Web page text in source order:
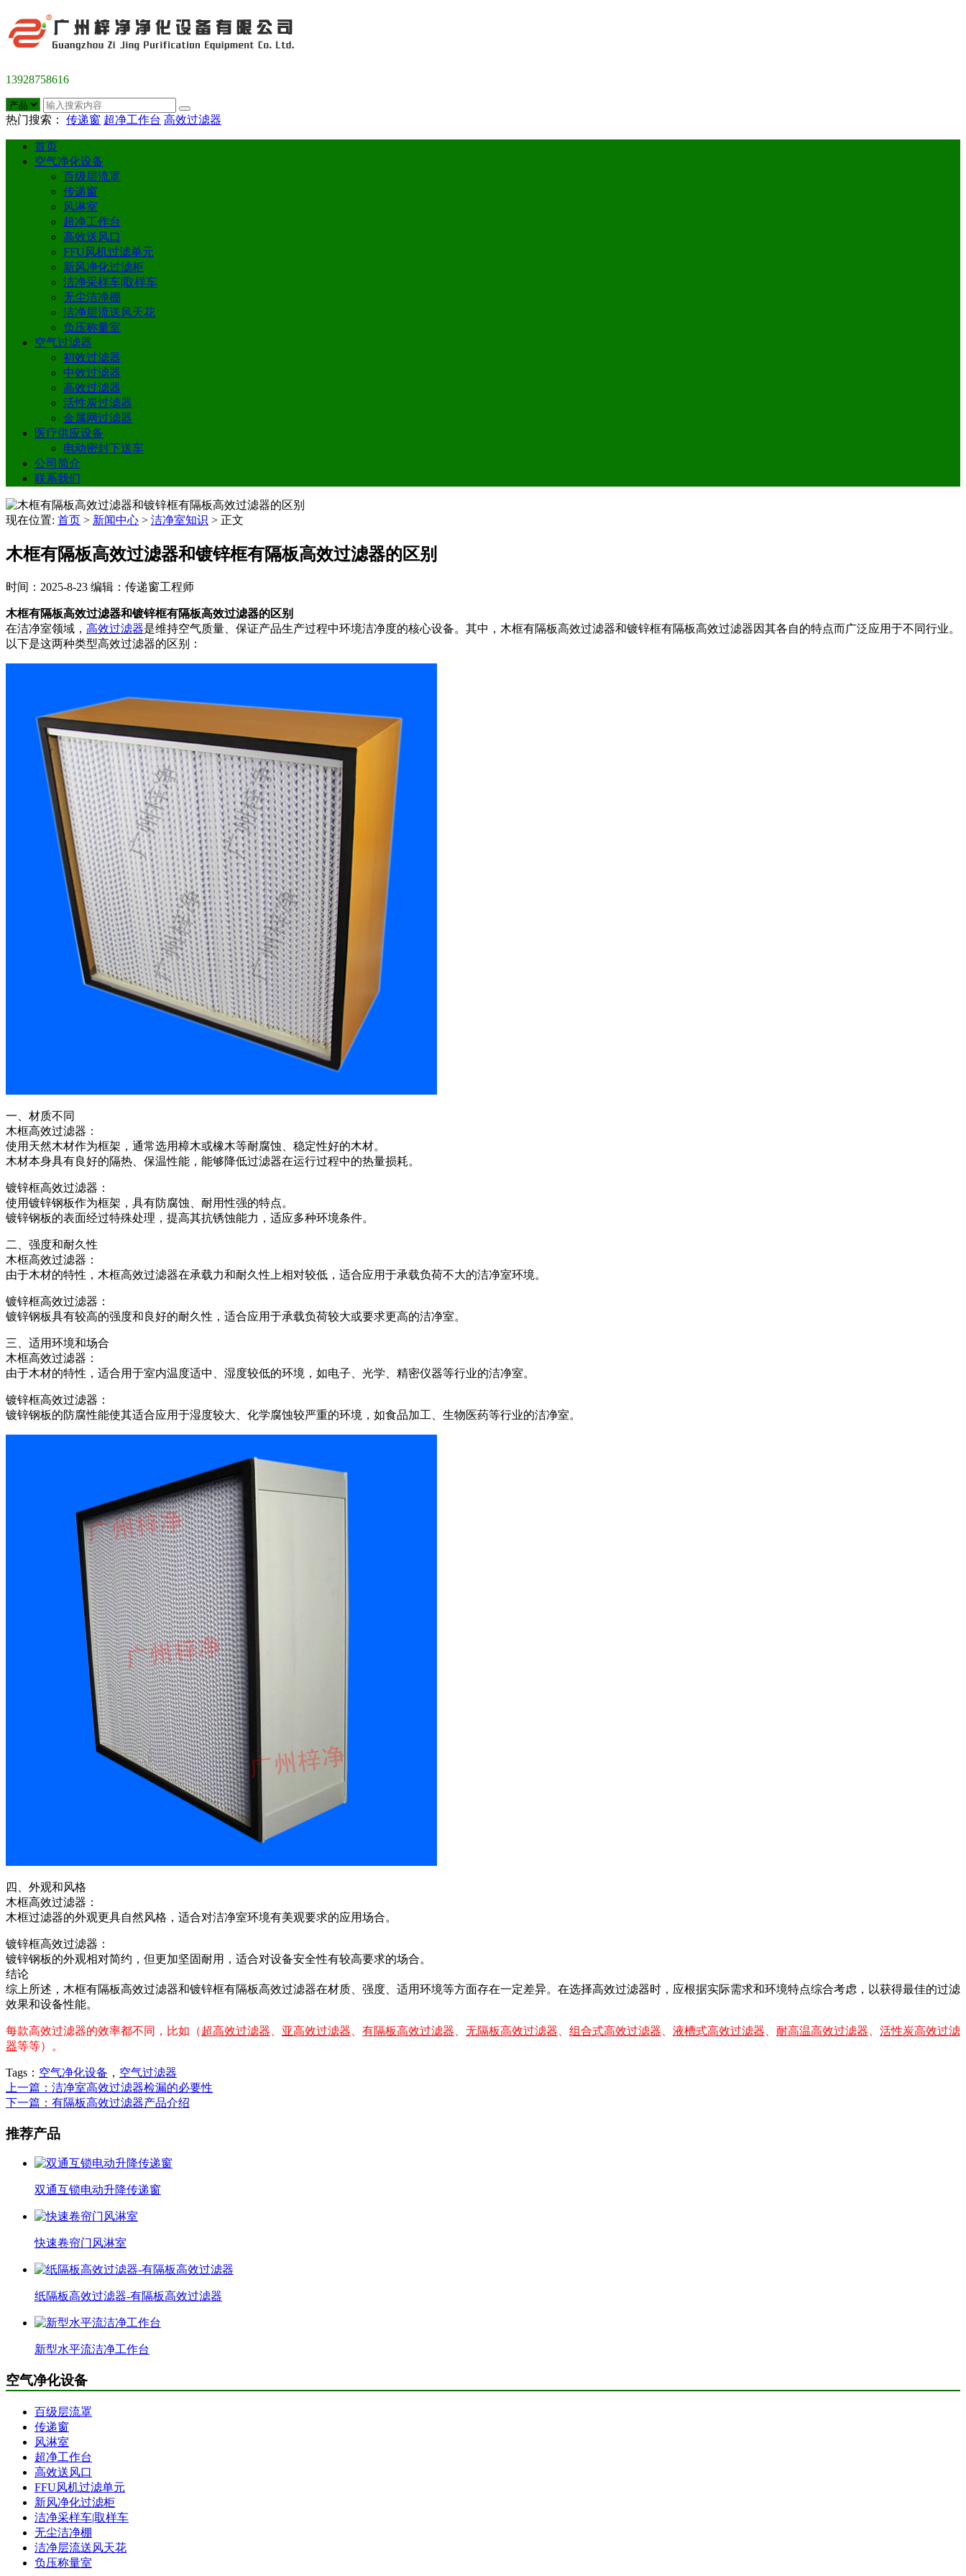
13928758616
热门搜索： 传递窗 超净工作台 高效过滤器
首页
空气净化设备
百级层流罩
传递窗
风淋室
超净工作台
高效送风口
FFU风机过滤单元
新风净化过滤柜
洁净采样车|取样车
无尘洁净棚
洁净层流送风天花
负压称量室
空气过滤器
初效过滤器
中效过滤器
高效过滤器
活性炭过滤器
金属网过滤器
医疗供应设备
电动密封下送车
公司简介
联系我们
现在位置: 首页 > 新闻中心 > 洁净室知识 > 正文
木框有隔板高效过滤器和镀锌框有隔板高效过滤器的区别
时间：2025-8-23 编辑：传递窗工程师
木框有隔板高效过滤器和镀锌框有隔板高效过滤器的区别
在洁净室领域， 高效过滤器是维持空气质量、保证产品生产过程中环境洁净度的核心设备。其中，木框有隔板高效过滤器和镀锌框有隔板高效过滤器因其各自的特点而广泛应用于不同行业。
以下是这两种类型高效过滤器的区别：
一、材质不同
木框高效过滤器：
使用天然木材作为框架，通常选用樟木或橡木等耐腐蚀、稳定性好的木材。
木材本身具有良好的隔热、保温性能，能够降低过滤器在运行过程中的热量损耗。
镀锌框高效过滤器：
使用镀锌钢板作为框架，具有防腐蚀、耐用性强的特点。
镀锌钢板的表面经过特殊处理，提高其抗锈蚀能力，适应多种环境条件。
二、强度和耐久性
木框高效过滤器：
由于木材的特性，木框高效过滤器在承载力和耐久性上相对较低，适合应用于承载负荷不大的洁净室环境。
镀锌框高效过滤器：
镀锌钢板具有较高的强度和良好的耐久性，适合应用于承载负荷较大或要求更高的洁净室。
三、适用环境和场合
木框高效过滤器：
由于木材的特性，适合用于室内温度适中、湿度较低的环境，如电子、光学、精密仪器等行业的洁净室。
镀锌框高效过滤器：
镀锌钢板的防腐性能使其适合应用于湿度较大、化学腐蚀较严重的环境，如食品加工、生物医药等行业的洁净室。
四、外观和风格
木框高效过滤器：
木框过滤器的外观更具自然风格，适合对洁净室环境有美观要求的应用场合。
镀锌框高效过滤器：
镀锌钢板的外观相对简约，但更加坚固耐用，适合对设备安全性有较高要求的场合。
结论
综上所述，木框有隔板高效过滤器和镀锌框有隔板高效过滤器在材质、强度、适用环境等方面存在一定差异。在选择高效过滤器时，应根据实际需求和环境特点综合考虑，以获得最佳的过滤
效果和设备性能。
每款高效过滤器的效率都不同，比如（超高效过滤器 亚高效过滤器 有隔板高效过滤器 无隔板高效过滤器 组合式高效过滤器 液槽式高效过滤器 耐高温高效过滤器
活性炭高效过滤
器等等）。
Tags： 空气净化设备 ， 空气过滤器
上一篇：洁净室高效过滤器检漏的必要性
下一篇：有隔板高效过滤器产品介绍
推荐产品
双通互锁电动升降传递窗
快速卷帘门风淋室
纸隔板高效过滤器-有隔板高效过滤器
新型水平流洁净工作台
空气净化设备
百级层流罩
传递窗
风淋室
超净工作台
高效送风口
FFU风机过滤单元
新风净化过滤柜
洁净采样车|取样车
无尘洁净棚
洁净层流送风天花
负压称量室